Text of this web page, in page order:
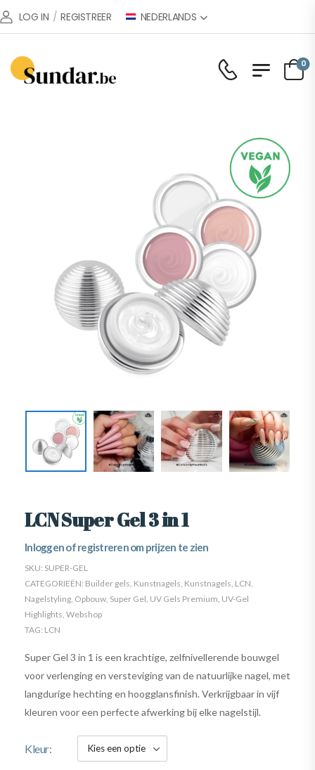
LOG IN / REGISTREER NEDERLANDS
0
LCN Super Gel 3 in 1
Inloggen of registreren om prijzen te zien
SKU: SUPER-GEL
CATEGORIEËN: Builder gels Kunstnagels Kunstnagels LCN
Nagelstyling Opbouw Super Gel UV Gels Premium UV-Gel
Highlights Webshop
TAG: LCN
Super Gel 3 in 1 is een krachtige, zelfnivellerende bouwgel
voor verlenging en versteviging van de natuurlijke nagel, met
langdurige hechting en hoogglansfinish. Verkrijgbaar in vijf
kleuren voor een perfecte afwerking bij elke nagelstijl.
Kleur